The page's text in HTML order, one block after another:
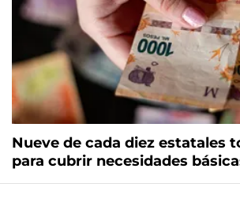
Nueve de cada diez estatales
para cubrir necesidades